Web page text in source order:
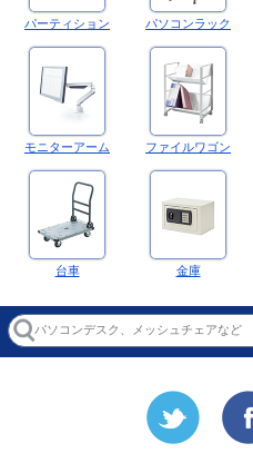
パーティション パソコンラック
モニターアーム ファイルワゴン
台車 金庫